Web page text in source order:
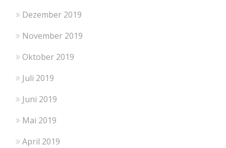
Dezember 2019
November 2019
Oktober 2019
Juli 2019
Juni 2019
Mai 2019
April 2019